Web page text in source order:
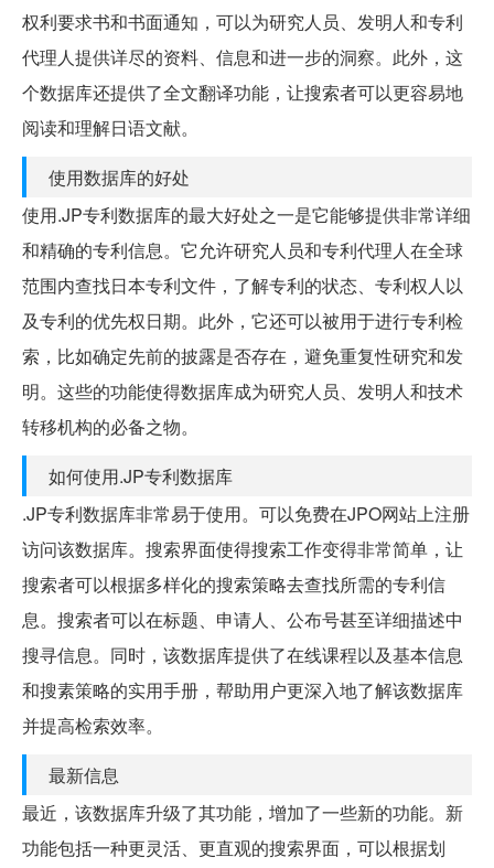
权利要求书和书面通知，可以为研究人员、发明人和专利
代理人提供详尽的资料、信息和进一步的洞察。此外，这
个数据库还提供了全文翻译功能，让搜索者可以更容易地
阅读和理解日语文献。
使用数据库的好处
使用.JP专利数据库的最大好处之一是它能够提供非常详细
和精确的专利信息。它允许研究人员和专利代理人在全球
范围内查找日本专利文件，了解专利的状态、专利权人以
及专利的优先权日期。此外，它还可以被用于进行专利检
索，比如确定先前的披露是否存在，避免重复性研究和发
明。这些的功能使得数据库成为研究人员、发明人和技术
转移机构的必备之物。
如何使用.JP专利数据库
.JP专利数据库非常易于使用。可以免费在JPO网站上注册
访问该数据库。搜索界面使得搜索工作变得非常简单，让
搜索者可以根据多样化的搜索策略去查找所需的专利信
息。搜索者可以在标题、申请人、公布号甚至详细描述中
搜寻信息。同时，该数据库提供了在线课程以及基本信息
和搜素策略的实用手册，帮助用户更深入地了解该数据库
并提高检索效率。
最新信息
最近，该数据库升级了其功能，增加了一些新的功能。新
功能包括一种更灵活、更直观的搜索界面，可以根据划